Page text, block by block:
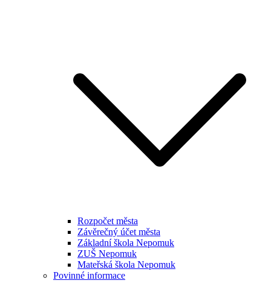
Rozpočet města
Závěrečný účet města
Základní škola Nepomuk
ZUŠ Nepomuk
Mateřská škola Nepomuk
Povinné informace